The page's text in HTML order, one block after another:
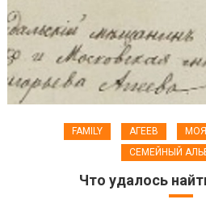
FAMILY АГЕЕВ
СЕМЕЙНЫЙ
Что удалось